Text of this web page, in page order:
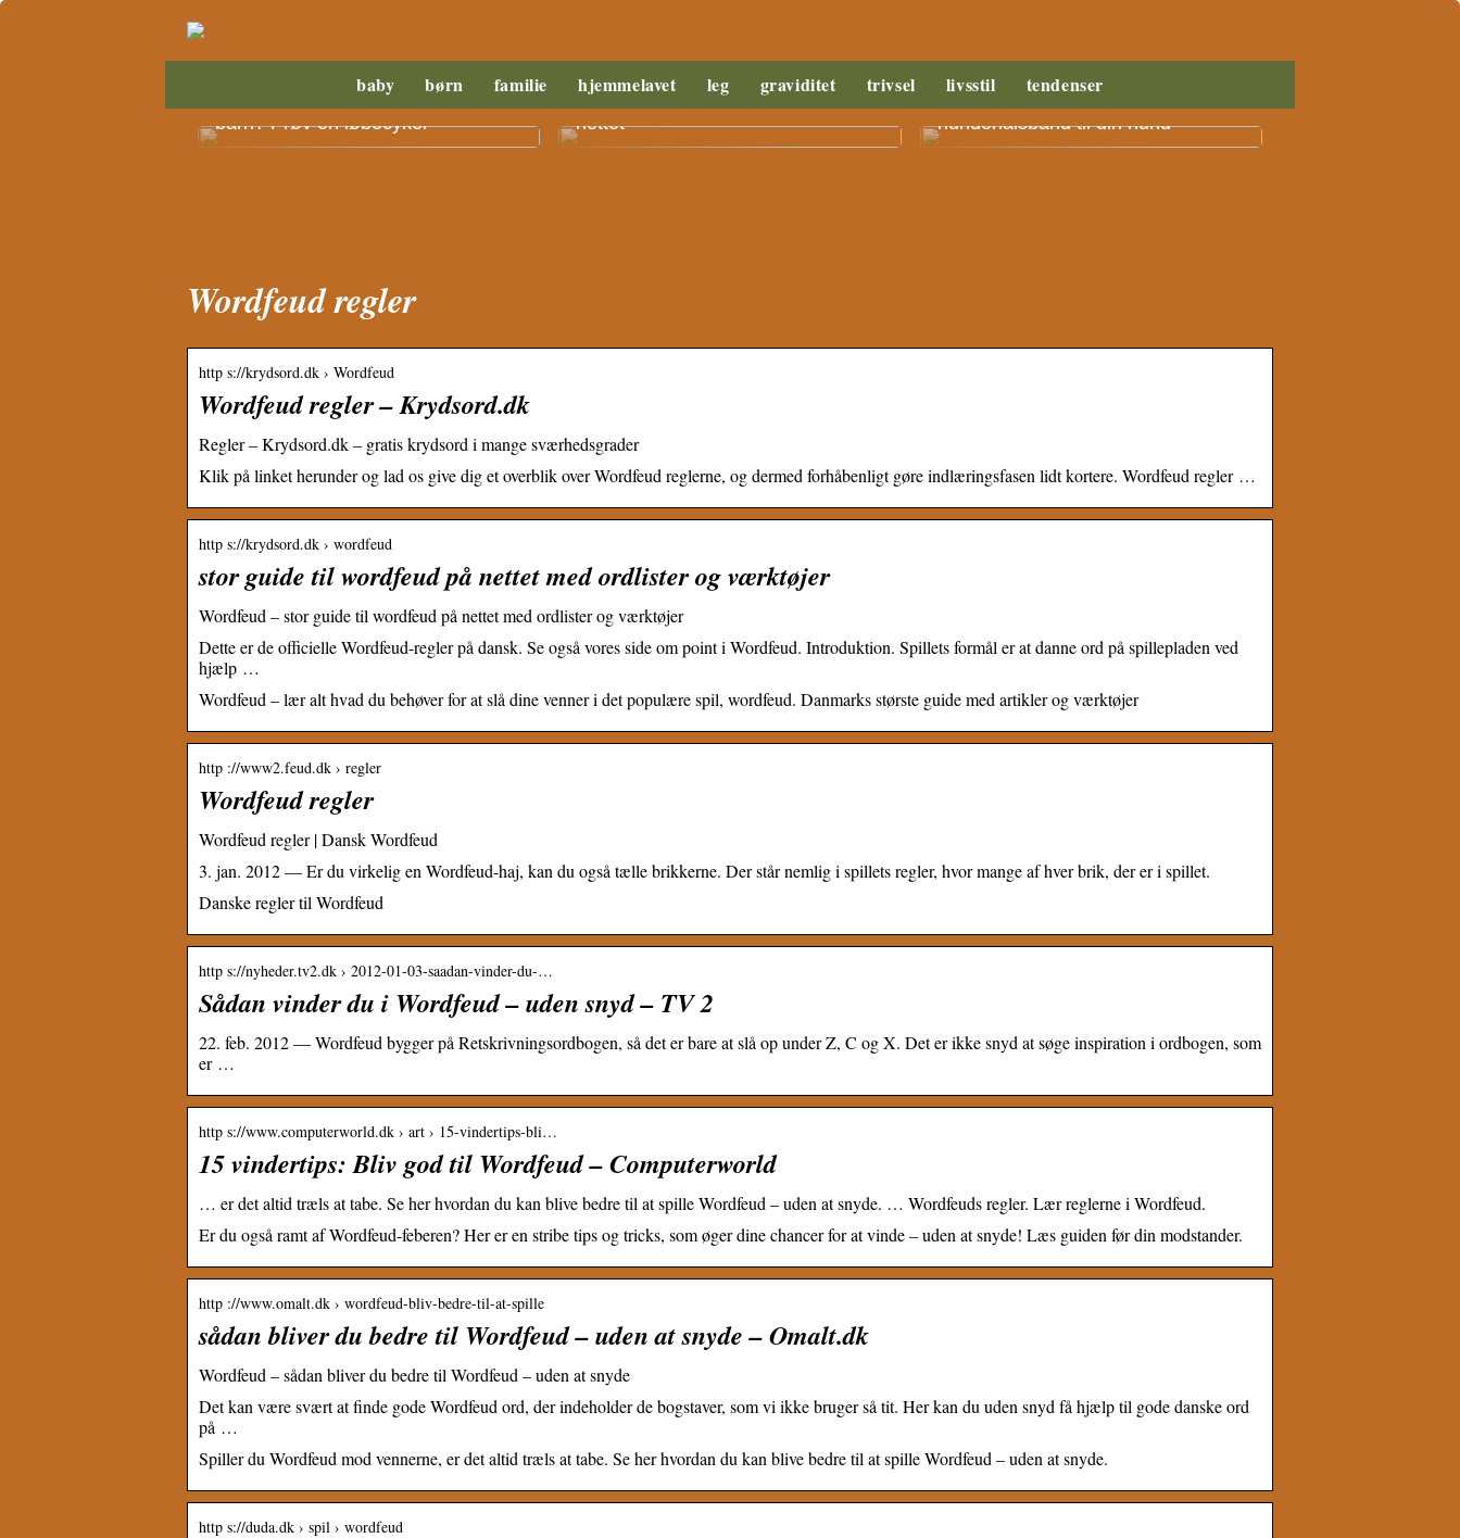
baby børn familie hjemmelavet leg graviditet trivsel livsstil tendenser
Savner du motorisk træning til dit
barn? Prøv en løbecykel
Fordele ved at købe legetøj på
nettet
Sådan vælger du det rigtige
hundehalsbånd til din hund
Wordfeud regler
http s://krydsord.dk › Wordfeud
Wordfeud regler – Krydsord.dk
Regler – Krydsord.dk – gratis krydsord i mange sværhedsgrader
Klik på linket herunder og lad os give dig et overblik over Wordfeud reglerne, og dermed forhåbenligt gøre indlæringsfasen lidt kortere. Wordfeud regler …
http s://krydsord.dk › wordfeud
stor guide til wordfeud på nettet med ordlister og værktøjer
Wordfeud – stor guide til wordfeud på nettet med ordlister og værktøjer
Dette er de officielle Wordfeud-regler på dansk. Se også vores side om point i Wordfeud. Introduktion. Spillets formål er at danne ord på spillepladen ved
hjælp …
Wordfeud – lær alt hvad du behøver for at slå dine venner i det populære spil, wordfeud. Danmarks største guide med artikler og værktøjer
http ://www2.feud.dk › regler
Wordfeud regler
Wordfeud regler | Dansk Wordfeud
3. jan. 2012 — Er du virkelig en Wordfeud-haj, kan du også tælle brikkerne. Der står nemlig i spillets regler, hvor mange af hver brik, der er i spillet.
Danske regler til Wordfeud
http s://nyheder.tv2.dk › 2012-01-03-saadan-vinder-du-…
Sådan vinder du i Wordfeud – uden snyd – TV 2
22. feb. 2012 — Wordfeud bygger på Retskrivningsordbogen, så det er bare at slå op under Z, C og X. Det er ikke snyd at søge inspiration i ordbogen, som
er …
http s://www.computerworld.dk › art › 15-vindertips-bli…
15 vindertips: Bliv god til Wordfeud – Computerworld
… er det altid træls at tabe. Se her hvordan du kan blive bedre til at spille Wordfeud – uden at snyde. … Wordfeuds regler. Lær reglerne i Wordfeud.
Er du også ramt af Wordfeud-feberen? Her er en stribe tips og tricks, som øger dine chancer for at vinde – uden at snyde! Læs guiden før din modstander.
http ://www.omalt.dk › wordfeud-bliv-bedre-til-at-spille
sådan bliver du bedre til Wordfeud – uden at snyde – Omalt.dk
Wordfeud – sådan bliver du bedre til Wordfeud – uden at snyde
Det kan være svært at finde gode Wordfeud ord, der indeholder de bogstaver, som vi ikke bruger så tit. Her kan du uden snyd få hjælp til gode danske ord
på …
Spiller du Wordfeud mod vennerne, er det altid træls at tabe. Se her hvordan du kan blive bedre til at spille Wordfeud – uden at snyde.
http s://duda.dk › spil › wordfeud